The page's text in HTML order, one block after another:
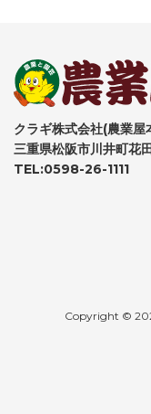
クラギ株式会社(農業屋
三重県松阪市川井町花
TEL:0598-26-1111
Copyright ©